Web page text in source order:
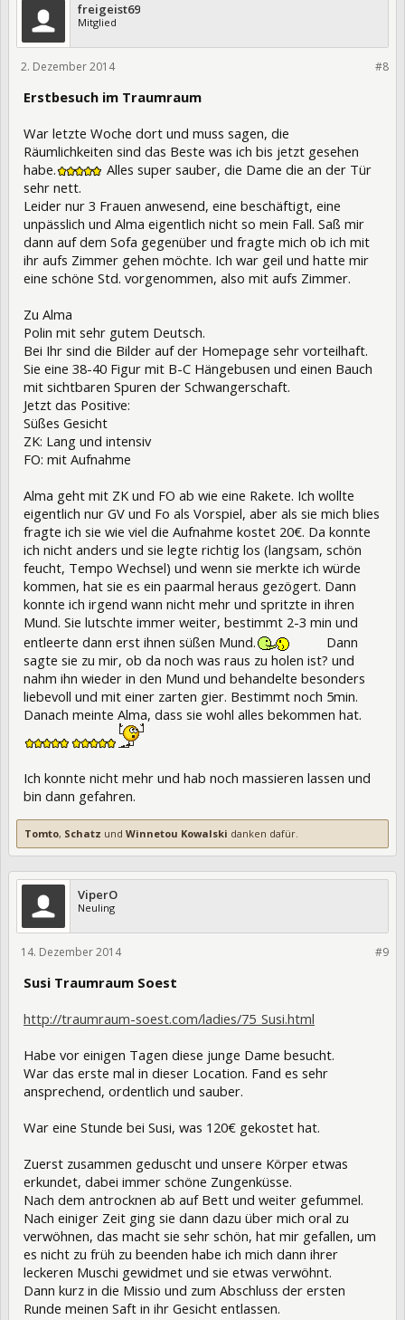
freigeist69
Mitglied
#8
2. Dezember 2014
Erstbesuch im Traumraum
War letzte Woche dort und muss sagen, die
Räumlichkeiten sind das Beste was ich bis jetzt gesehen
habe.
Alles super sauber, die Dame die an der Tür
sehr nett.
Leider nur 3 Frauen anwesend, eine beschäftigt, eine
unpässlich und Alma eigentlich nicht so mein Fall. Saß mir
dann auf dem Sofa gegenüber und fragte mich ob ich mit
ihr aufs Zimmer gehen möchte. Ich war geil und hatte mir
eine schöne Std. vorgenommen, also mit aufs Zimmer.
Zu Alma
Polin mit sehr gutem Deutsch.
Bei Ihr sind die Bilder auf der Homepage sehr vorteilhaft.
Sie eine 38-40 Figur mit B-C Hängebusen und einen Bauch
mit sichtbaren Spuren der Schwangerschaft.
Jetzt das Positive:
Süßes Gesicht
ZK: Lang und intensiv
FO: mit Aufnahme
Alma geht mit ZK und FO ab wie eine Rakete. Ich wollte
eigentlich nur GV und Fo als Vorspiel, aber als sie mich blies
fragte ich sie wie viel die Aufnahme kostet 20€. Da konnte
ich nicht anders und sie legte richtig los (langsam, schön
feucht, Tempo Wechsel) und wenn sie merkte ich würde
kommen, hat sie es ein paarmal heraus gezögert. Dann
konnte ich irgend wann nicht mehr und spritzte in ihren
Mund. Sie lutschte immer weiter, bestimmt 2-3 min und
entleerte dann erst ihnen süßen Mund.
Dann
sagte sie zu mir, ob da noch was raus zu holen ist? und
nahm ihn wieder in den Mund und behandelte besonders
liebevoll und mit einer zarten gier. Bestimmt noch 5min.
Danach meinte Alma, dass sie wohl alles bekommen hat.
Ich konnte nicht mehr und hab noch massieren lassen und
bin dann gefahren.
Tomto, Schatz und Winnetou Kowalski danken dafür.
ViperO
Neuling
#9
14. Dezember 2014
Susi Traumraum Soest
http://traumraum-soest.com/ladies/75_Susi.html
Habe vor einigen Tagen diese junge Dame besucht.
War das erste mal in dieser Location. Fand es sehr
ansprechend, ordentlich und sauber.
War eine Stunde bei Susi, was 120€ gekostet hat.
Zuerst zusammen geduscht und unsere Körper etwas
erkundet, dabei immer schöne Zungenküsse.
Nach dem antrocknen ab auf Bett und weiter gefummel.
Nach einiger Zeit ging sie dann dazu über mich oral zu
verwöhnen, das macht sie sehr schön, hat mir gefallen, um
es nicht zu früh zu beenden habe ich mich dann ihrer
leckeren Muschi gewidmet und sie etwas verwöhnt.
Dann kurz in die Missio und zum Abschluss der ersten
Runde meinen Saft in ihr Gesicht entlassen.